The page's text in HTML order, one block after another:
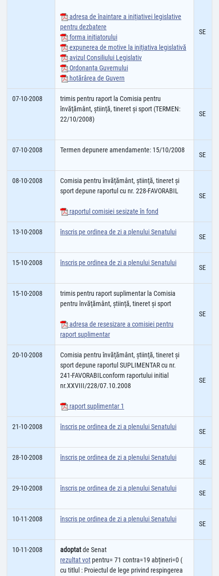
adresa de înaintare a iniţiativei legislative
pentru dezbatere
forma iniţiatorului
expunerea de motive la iniţiativa legislativă
avizul Consiliului Legislativ
Ordonanţa Guvernului
hotărârea de Guvern
SE
07-10-2008
trimis pentru raport la Comisia pentru
învăţământ, ştiinţă, tineret şi sport (TERMEN:
22/10/2008)
SE
07-10-2008 Termen depunere amendamente: 15/10/2008
SE
08-10-2008
Comisia pentru învăţământ, ştiinţă, tineret şi
sport depune raportul cu nr. 228-FAVORABIL
raportul comisiei sesizate în fond
SE
13-10-2008 înscris pe ordinea de zi a plenului Senatului
SE
15-10-2008 înscris pe ordinea de zi a plenului Senatului
SE
15-10-2008
trimis pentru raport suplimentar la Comisia
pentru învăţământ, ştiinţă, tineret şi sport
adresa de resesizare a comisiei pentru
raport suplimentar
SE
20-10-2008
Comisia pentru învăţământ, ştiinţă, tineret şi
sport depune raportul SUPLIMENTAR cu nr.
241-FAVORABILconform raportului initial
nr.XXVIII/228/07.10.2008
raport suplimentar 1
SE
21-10-2008 înscris pe ordinea de zi a plenului Senatului
SE
28-10-2008 înscris pe ordinea de zi a plenului Senatului
SE
29-10-2008 înscris pe ordinea de zi a plenului Senatului
SE
10-11-2008 înscris pe ordinea de zi a plenului Senatului
SE
10-11-2008 adoptatde Senat
rezultat vot pentru= 71 contra=19 abțineri=0 (
cu titlul : Proiectul de lege privind respingerea